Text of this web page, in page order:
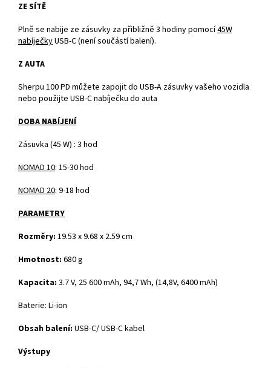
ZE SÍTĚ
Plně se nabije ze zásuvky za přibližně 3 hodiny pomocí45W
nabíječkyUSB-C (není součástí balení).
Z AUTA
Sherpu 100 PD můžete zapojit do USB-A zásuvky vašeho vozidla
nebo použijte USB-C nabíječku do auta
DOBA NABÍJENÍ
Zásuvka (45 W) : 3 hod
NOMAD 10: 15-30 hod
NOMAD 20: 9-18 hod
PARAMETRY
Rozměry: 19.53 x 9.68 x 2.59 cm
Hmotnost: 680 g
Kapacita: 3.7 V, 25 600 mAh, 94,7 Wh, (14,8V, 6400 mAh)
Baterie: Li-ion
Obsah balení: USB-C/ USB-C kabel
Výstupy